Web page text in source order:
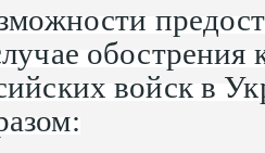
обострения
войск в